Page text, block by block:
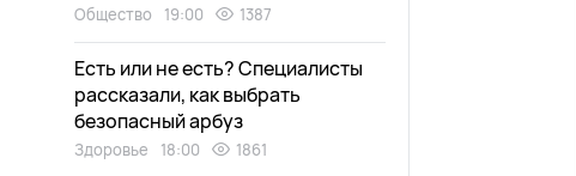
Общество 19:00 1387
Есть или не есть? Специалисты
рассказали, как выбрать
безопасный арбуз
Здоровье 18:00 1861